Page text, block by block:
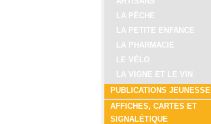
LA PÊCHE
LA PETITE ENFANCE
LA PHARMACIE
LE VÉLO
LA VIGNE ET LE VIN
PUBLICATIONS JEUNESSE
AFFICHES, CARTES ET
SIGNALÉTIQUE